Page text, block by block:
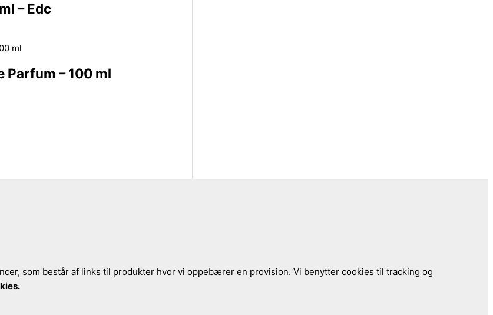
– Edc
Parfum – 100 ml
som består af links til produkter hvor vi oppebærer en provision. Vi benytter cookies til tracking og